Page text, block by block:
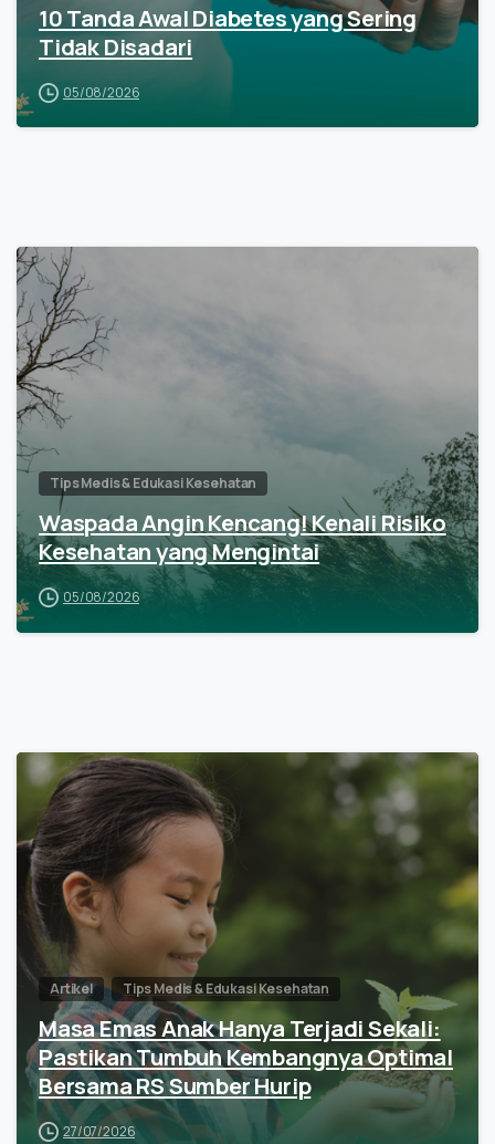
10 Tanda Awal Diabetes yang Sering
Tidak Disadari
05/08/2026
Tips Medis & Edukasi Kesehatan
Waspada Angin Kencang! Kenali Risiko
Kesehatan yang Mengintai
05/08/2026
Artikel Tips Medis & Edukasi Kesehatan
Masa Emas Anak Hanya Terjadi Sekali:
Pastikan Tumbuh Kembangnya Optimal
Bersama RS Sumber Hurip
27/07/2026